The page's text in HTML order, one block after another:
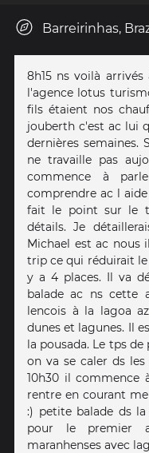
Barreirinhas,
8h15 ns voilà
l'agence lotus
fils étaient nos
jouberth c'est ac lui
dernières semaines.
ne travaille pas
commence à
comprendre ac l
fait le point sur le
détails. Je
Michael est ac nous
trip ce qui réduirait
y a 4 places. Il va
balade ac ns cette
lencois à la lagoa
dunes et lagunes. Il
la pousada. Le tps
on va se caler ds
10h30 il commence
rentre en courant
:) petite balade ds
pour le premier
maranhenses avec